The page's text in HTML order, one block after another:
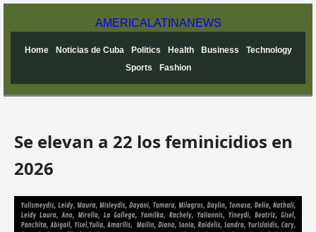
AMERICA LATINANEWS
Home Noticias de Cuba Politics Health Business
Technology
Sports
Fashion
Se elevan a 22 los feminicidios en
2026